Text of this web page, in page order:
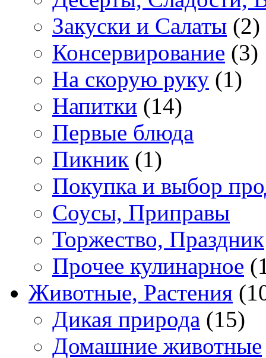
Закуски и Салаты (2)
Консервирование (3)
На скорую руку (1)
Напитки (14)
Первые блюда
Пикник (1)
Покупка и выбор
Соусы, Приправы
Торжество, Праздник
Прочее кулинарное
Животные, Растения
Дикая природа (15)
Домашние животные